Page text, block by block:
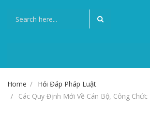
Home
Hỏi Đáp Pháp Luật
Các Quy Định Mới Về Cán Bộ, Công Chức